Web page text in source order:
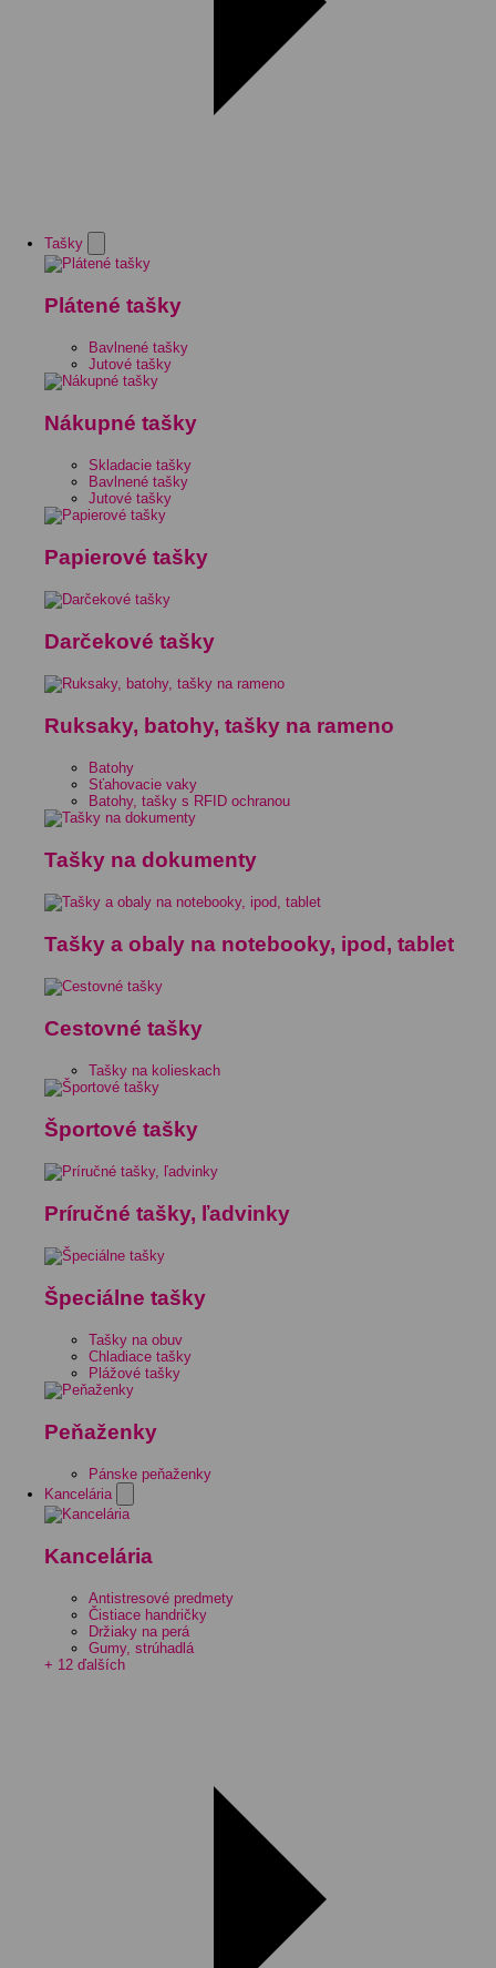
Tašky
Plátené tašky
Bavlnené tašky
Jutové tašky
Nákupné tašky
Skladacie tašky
Bavlnené tašky
Jutové tašky
Papierové tašky
Darčekové tašky
Ruksaky, batohy, tašky na rameno
Batohy
Sťahovacie vaky
Batohy, tašky s RFID ochranou
Tašky na dokumenty
Tašky a obaly na notebooky, ipod, tablet
Cestovné tašky
Tašky na kolieskach
Športové tašky
Príručné tašky, ľadvinky
Špeciálne tašky
Tašky na obuv
Chladiace tašky
Plážové tašky
Peňaženky
Pánske peňaženky
Kancelária
Kancelária
Antistresové predmety
Čistiace handričky
Držiaky na perá
Gumy, strúhadlá
+ 12 ďalších